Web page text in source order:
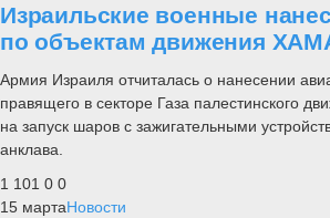
Израильские военные
по объектам движения
Армия Израиля отчиталась о нанесении
правящего в секторе Газа палестинского
на запуск шаров с зажигательными
анклава.
1 101 0 0
15 мартаНовости